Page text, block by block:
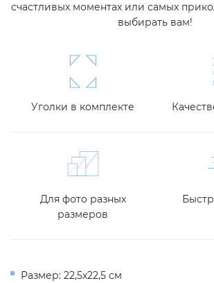
счастливых моментах или самых
выбирать вам!
Уголки в комплекте
Для фото разных
размеров
Размер: 22,5х22,5 см